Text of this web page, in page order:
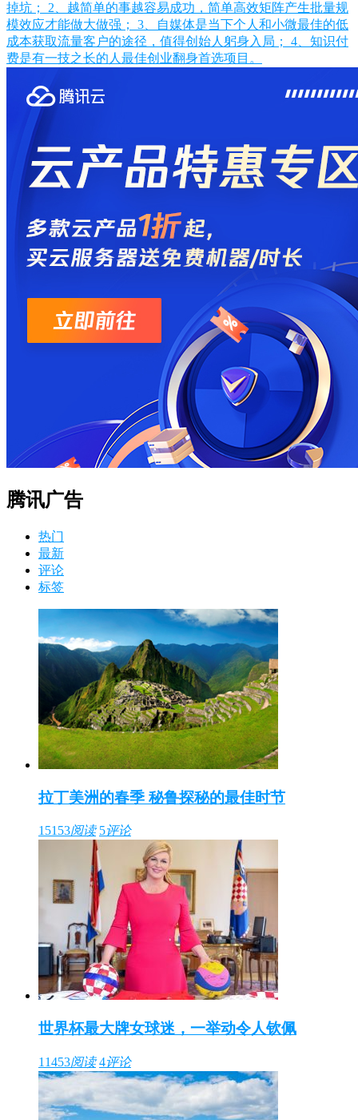
掉坑； 2、越简单的事越容易成功，简单高效矩阵产生批量规
模效应才能做大做强； 3、自媒体是当下个人和小微最佳的低
成本获取流量客户的途径，值得创始人躬身入局； 4、知识付
费是有一技之长的人最佳创业翻身首选项目。
腾讯广告
热门
最新
评论
标签
拉丁美洲的春季 秘鲁探秘的最佳时节
15153阅读 5评论
世界杯最大牌女球迷，一举动令人钦佩
11453阅读 4评论